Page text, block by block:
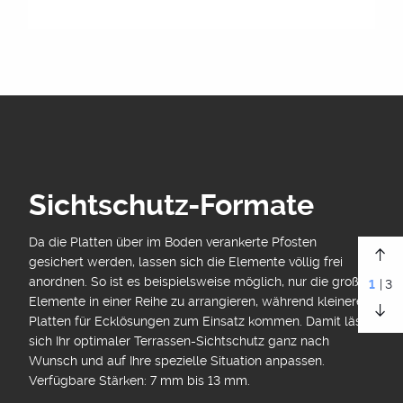
1 |3
Sichtschutz-Formate
Da die Platten über im Boden verankerte Pfosten
gesichert werden, lassen sich die Elemente völlig frei
anordnen. So ist es beispielsweise möglich, nur die großen
Elemente in einer Reihe zu arrangieren, während kleinere
Platten für Ecklösungen zum Einsatz kommen. Damit lässt
sich Ihr optimaler Terrassen-Sichtschutz ganz nach
Wunsch und auf Ihre spezielle Situation anpassen.
Verfügbare Stärken: 7 mm bis 13 mm.